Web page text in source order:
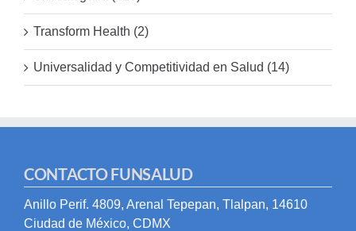
Transform Health (2)
Universalidad y Competitividad en Salud (14)
CONTACTO FUNSALUD
Anillo Perif. 4809, Arenal Tepepan, Tlalpan, 14610
Ciudad de México, CDMX